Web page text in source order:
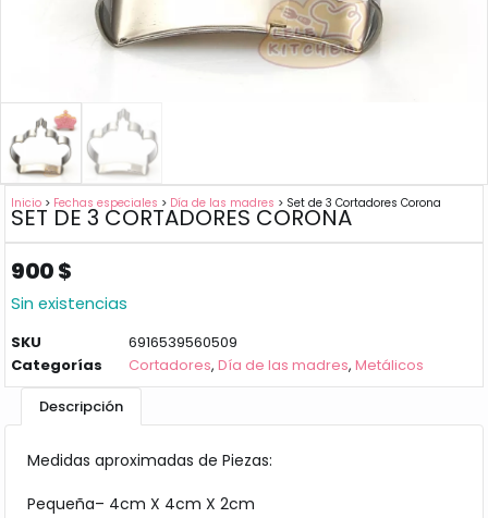
Inicio > Fechas especiales > Día de las madres > Set de 3 Cortadores Corona
SET DE 3 CORTADORES CORONA
900$
Sin existencias
SKU
6916539560509
Categorías
Cortadores,Día de las madres,Metálicos
Descripción
Medidas aproximadas de Piezas:
Pequeña– 4cm X 4cm X 2cm